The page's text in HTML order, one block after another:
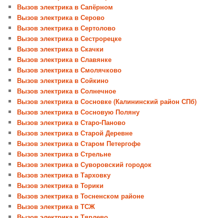
Вызов электрика в Сапёрном
Вызов электрика в Серово
Вызов электрика в Сертолово
Вызов электрика в Сестрорецке
Вызов электрика в Скачки
Вызов электрика в Славянке
Вызов электрика в Смолячково
Вызов электрика в Сойкино
Вызов электрика в Солнечное
Вызов электрика в Сосновке (Калининский район СПб)
Вызов электрика в Сосновую Поляну
Вызов электрика в Старо-Паново
Вызов электрика в Старой Деревне
Вызов электрика в Старом Петергофе
Вызов электрика в Стрельне
Вызов электрика в Суворовский городок
Вызов электрика в Тарховку
Вызов электрика в Торики
Вызов электрика в Тосненском районе
Вызов электрика в ТСЖ